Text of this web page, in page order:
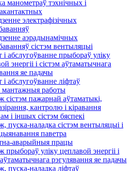
манометраў тэхнічных і
электрафізічных
аэрадынамічных
сістэм вентыляцыі
і абслугоўванне прыбораў уліку
энергіі і сістэм аўтаматычнага
яе падачы
і абслугоўванне ліфтаў
мантажныя работы
сістэм пажарнай аўтаматыкі,
кантролю і кіравання
і іншых сістэм бяспекі
пуска-наладка сістэм вентыляцыі і
паветра
аварыйныя працы
прыбораў уліку цеплавой энергіі і
аўтаматычнага рэгулявання яе падачы
пуска-наладка ліфтаў